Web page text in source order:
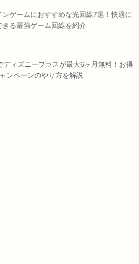
ンゲームにおすすめな光回線7選！快適に
きる最強ゲーム回線を紹介
ディズニープラスが最大6ヶ月無料！お得
ンペーンのやり方を解説